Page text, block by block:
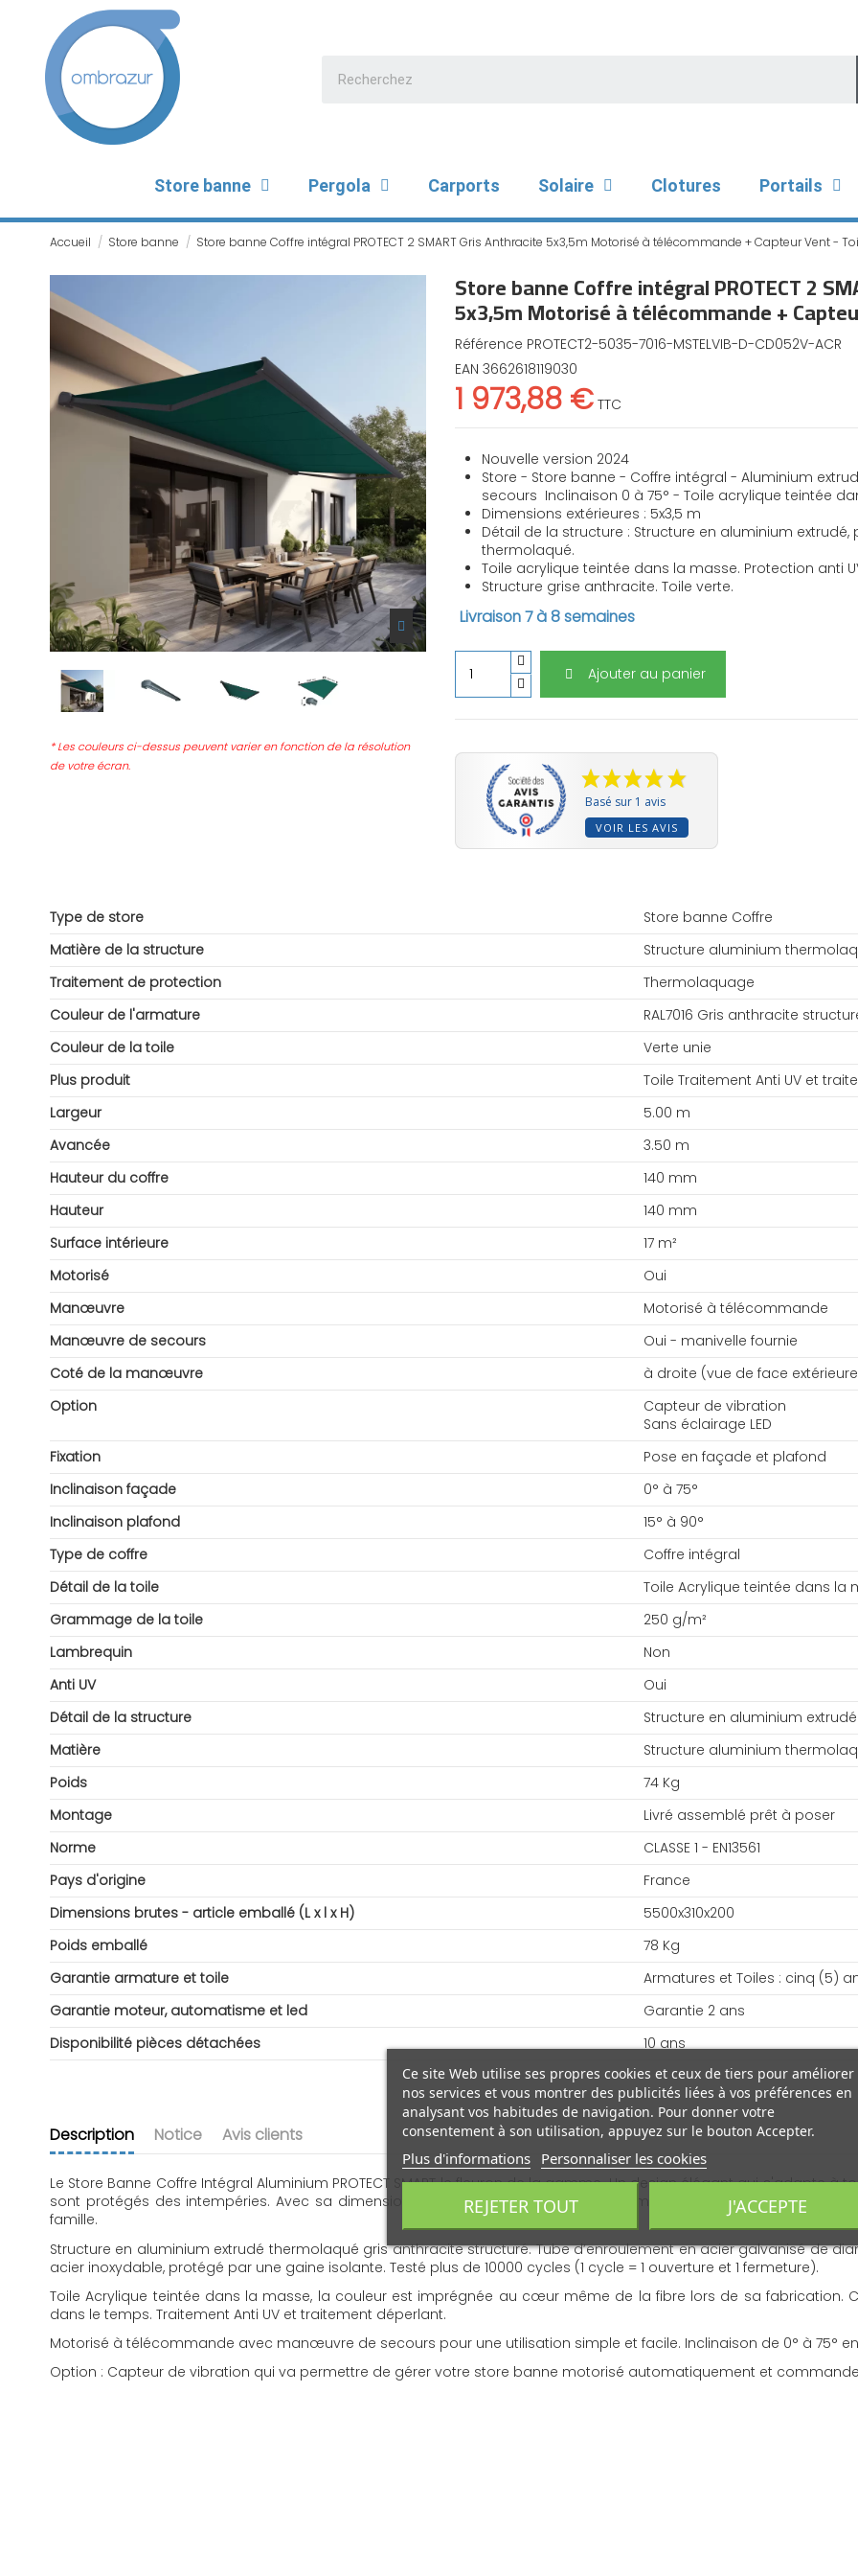
Store banne Pergola Carports Solaire Clotures Portails
Accueil Store banne Store banne Coffre intégral PROTECT 2 SMART Gris Anthracite 5x3,5m Motorisé à télécommande + Capteur Vent -
* Les couleurs ci-dessus peuvent varier en fonction de la résolution
de votre écran.
Store banne Coffre intégral PROTECT 2
5x3,5m Motorisé à télécommande +
Référence PROTECT2-5035-7016-MSTELVIB-D-CD052V-ACR
EAN 3662618119030
1 973,88 € TTC
Nouvelle version 2024
Store - Store banne - Coffre intégral - Aluminium
secours Inclinaison 0 à 75° - Toile acrylique teintée
Dimensions extérieures : 5x3,5 m
Détail de la structure : Structure en aluminium
thermolaqué.
Toile acrylique teintée dans la masse. Protection anti
Structure grise anthracite. Toile verte.
Livraison 7 à 8 semaines
Ajouter au panier
Basé sur 1 avis
VOIR LES AVIS
Type de store
Store banne Coffre
Matière de la structure
Structure aluminium
Traitement de protection
Thermolaquage
Couleur de l'armature
RAL7016 Gris anthracite
Couleur de la toile
Verte unie
Plus produit
Toile Traitement Anti UV et
Largeur
5.00 m
Avancée
3.50 m
Hauteur du coffre
140 mm
Hauteur
140 mm
Surface intérieure
17 m²
Motorisé
Oui
Manœuvre
Motorisé à télécommande
Manœuvre de secours
Oui - manivelle fournie
Coté de la manœuvre
à droite (vue de face
Option
Capteur de vibration
Sans éclairage LED
Fixation
Pose en façade et plafond
Inclinaison façade
0° à 75°
Inclinaison plafond
15° à 90°
Type de coffre
Coffre intégral
Détail de la toile
Toile Acrylique teintée dans la
Grammage de la toile
250 g/m²
Lambrequin
Non
Anti UV
Oui
Détail de la structure
Structure en aluminium extrudé
Matière
Structure aluminium
Poids
74 Kg
Montage
Livré assemblé prêt à poser
Norme
CLASSE 1 - EN13561
Pays d'origine
France
Dimensions brutes - article emballé (L x l x H)
5500x310x200
Poids emballé
78 Kg
Garantie armature et toile
Armatures et Toiles : cinq (5)
Garantie moteur, automatisme et led
Garantie 2 ans
Disponibilité pièces détachées
10 ans
Description Notice Avis clients
Le Store Banne Coffre Intégral Aluminium PROTECT SMART le fleuron de la gamme. Un design élégant qui s'adapte
sont protégés des intempéries. Avec sa dimension de 5.00 m de largeur par 3.50 m d'avancée il sera un allié
famille.
Structure en aluminium extrudé thermolaqué gris anthracite structuré. Tube d’enroulement en acier galvanisé de
acier inoxydable, protégé par une gaine isolante. Testé plus de 10000 cycles (1 cycle = 1 ouverture et 1 fermeture).
Toile Acrylique teintée dans la masse, la couleur est imprégnée au cœur même de la fibre lors de sa fabrication.
dans le temps. Traitement Anti UV et traitement déperlant.
Motorisé à télécommande avec manœuvre de secours pour une utilisation simple et facile. Inclinaison de 0° à 75° en
Option : Capteur de vibration qui va permettre de gérer votre store banne motorisé automatiquement et
Ce site Web utilise ses propres cookies et ceux de tiers pour améliorer
nos services et vous montrer des publicités liées à vos préférences en
analysant vos habitudes de navigation. Pour donner votre
consentement à son utilisation, appuyez sur le bouton Accepter.
Plus d'informations Personnaliser les cookies
REJETER TOUT J'ACCEPTE